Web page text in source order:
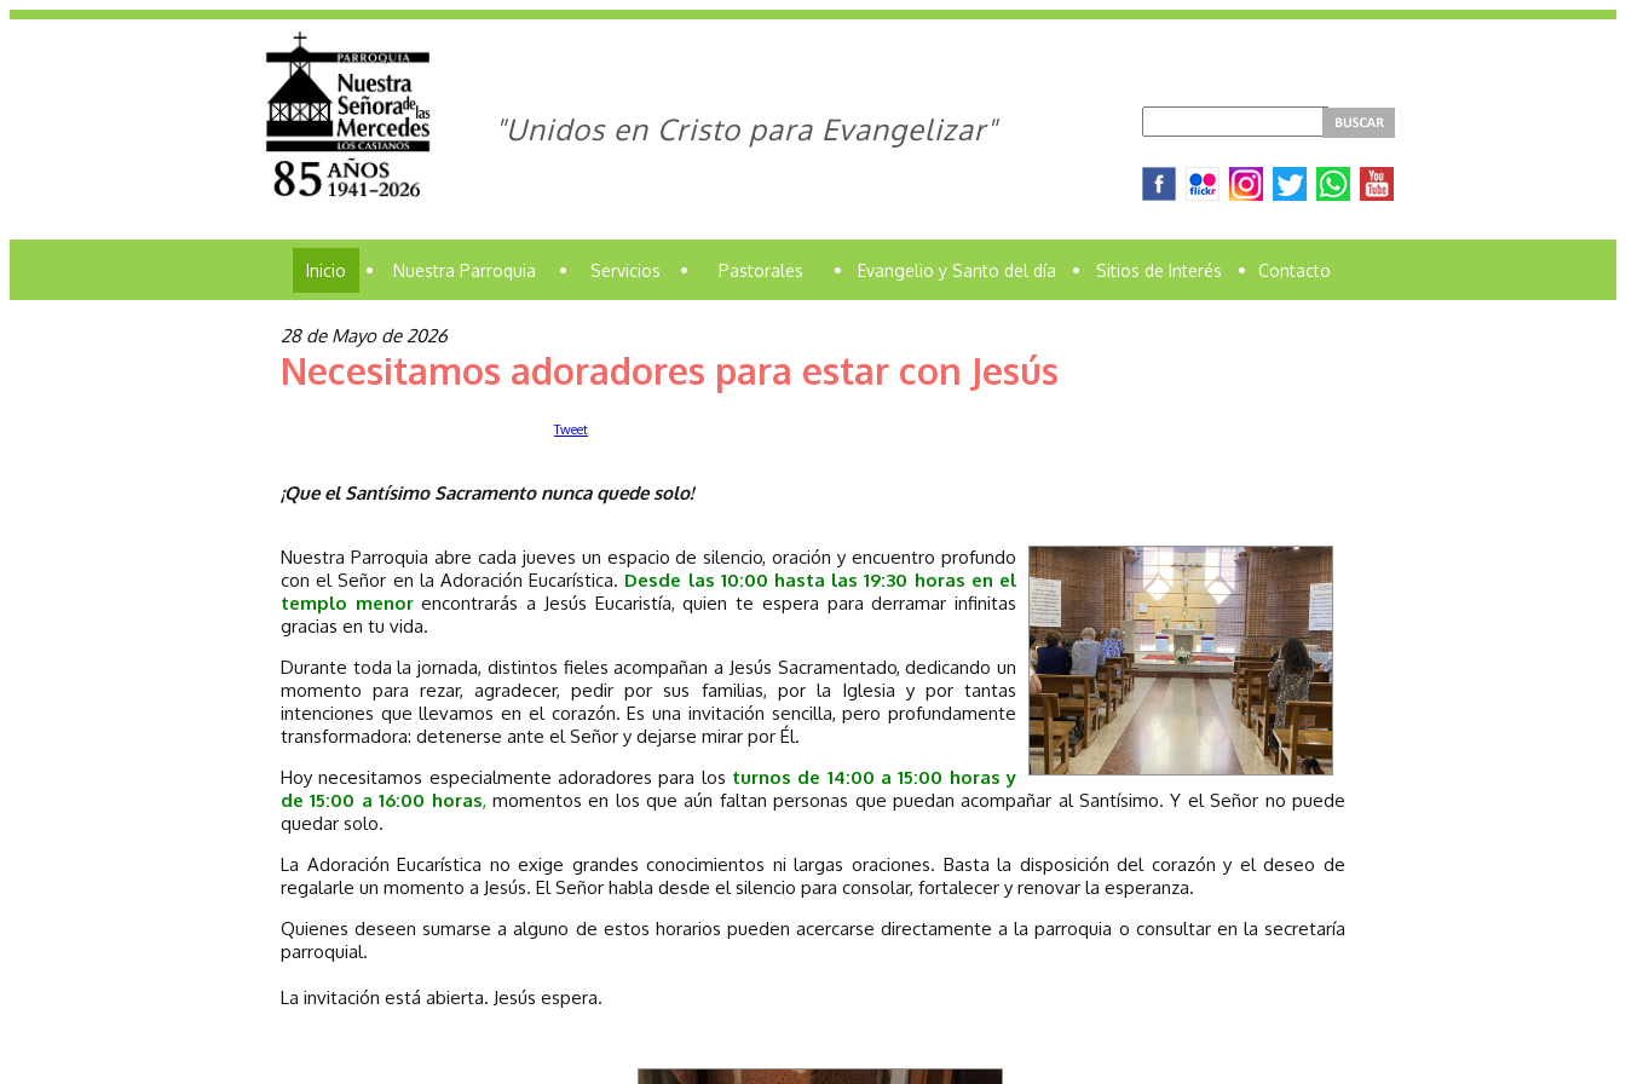
"Unidos en Cristo para Evangelizar"
Inicio • Nuestra Parroquia • Servicios • Pastorales • Evangelio y Santo del día • Sitios de Interés • Contacto
28 de Mayo de 2026
Necesitamos adoradores para estar con Jesús
Tweet
¡Que el Santísimo Sacramento nunca quede solo!
Nuestra Parroquia abre cada jueves un espacio de silencio, oración y encuentro profundo
con el Señor en la Adoración Eucarística. Desde las 10:00 hasta las 19:30 horas en el
templo menorencontrarás a Jesús Eucaristía, quien te espera para derramar infinitas
gracias en tu vida.
Durante toda la jornada, distintos fieles acompañan a Jesús Sacramentado, dedicando un
momento para rezar, agradecer, pedir por sus familias, por la Iglesia y por tantas
intenciones que llevamos en el corazón. Es una invitación sencilla, pero profundamente
transformadora: detenerse ante el Señor y dejarse mirar por Él.
Hoy necesitamos especialmente adoradores para los turnos de 14:00 a 15:00 horas y
de 15:00 a 16:00 horas, momentos en los que aún faltan personas que puedan acompañar al Santísimo. Y el Señor no puede
quedar solo.
La Adoración Eucarística no exige grandes conocimientos ni largas oraciones. Basta la disposición del corazón y el deseo de
regalarle un momento a Jesús. El Señor habla desde el silencio para consolar, fortalecer y renovar la esperanza.
Quienes deseen sumarse a alguno de estos horarios pueden acercarse directamente a la parroquia o consultar en la secretaría
parroquial.
La invitación está abierta. Jesús espera.